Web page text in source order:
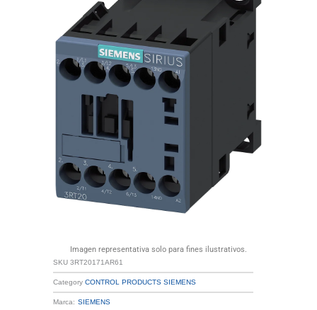
Imagen representativa solo para fines ilustrativos.
SKU 3RT20171AR61
Category CONTROL PRODUCTS SIEMENS
Marca: SIEMENS